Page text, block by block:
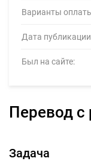
Варианты
Дата
Был на сайте:
Перевод
Задача